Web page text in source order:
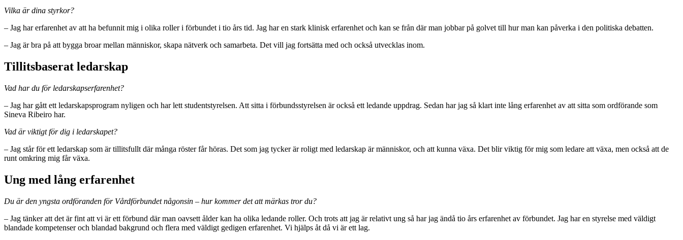
Vilka är dina styrkor?
– Jag har erfarenhet av att ha befunnit mig i olika roller i förbundet i tio års tid. Jag har en stark klinisk erfarenhet och kan se från där man jobbar på golvet till hur man kan påverka i den politiska debatten.
– Jag är bra på att bygga broar mellan människor, skapa nätverk och samarbeta. Det vill jag fortsätta med och också utvecklas inom.
Tillitsbaserat ledarskap
Vad har du för ledarskapserfarenhet?
– Jag har gått ett ledarskapsprogram nyligen och har lett studentstyrelsen. Att sitta i förbundsstyrelsen är också ett ledande uppdrag. Sedan har jag så klart inte lång erfarenhet av att sitta som ordförande som
Sineva Ribeiro har.
Vad är viktigt för dig i ledarskapet?
– Jag står för ett ledarskap som är tillitsfullt där många röster får höras. Det som jag tycker är roligt med ledarskap är människor, och att kunna växa. Det blir viktig för mig som ledare att växa, men också att de
runt omkring mig får växa.
Ung med lång erfarenhet
Du är den yngsta ordföranden för Vårdförbundet någonsin – hur kommer det att märkas tror du?
– Jag tänker att det är fint att vi är ett förbund där man oavsett ålder kan ha olika ledande roller. Och trots att jag är relativt ung så har jag ändå tio års erfarenhet av förbundet. Jag har en styrelse med väldigt
blandade kompetenser och blandad bakgrund och flera med väldigt gedigen erfarenhet. Vi hjälps åt då vi är ett lag.